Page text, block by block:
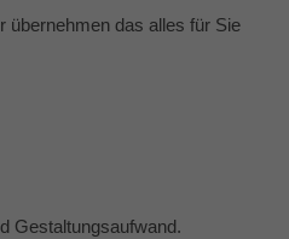
übernehmen das alles für Sie
Gestaltungsaufwand.